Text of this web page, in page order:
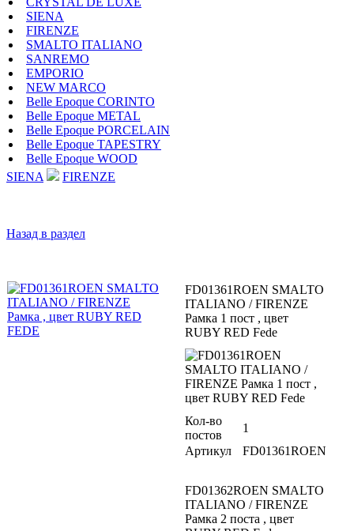
SIENA
FIRENZE
SMALTO ITALIANO
SANREMO
EMPORIO
NEW MARCO
Belle Epoque CORINTO
Belle Epoque METAL
Belle Epoque PORCELAIN
Belle Epoque TAPESTRY
Belle Epoque WOOD
SIENA
FIRENZE
Назад в раздел
FD01361ROEN SMALTO
ITALIANO / FIRENZE
Рамка 1 пост , цвет
RUBY RED Fede
Кол-во
постов
1
Артикул
FD01361ROEN
FD01362ROEN SMALTO
ITALIANO / FIRENZE
Рамка 2 поста , цвет